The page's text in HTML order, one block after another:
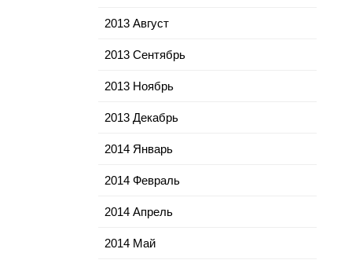
2013 Август
2013 Сентябрь
2013 Ноябрь
2013 Декабрь
2014 Январь
2014 Февраль
2014 Апрель
2014 Май